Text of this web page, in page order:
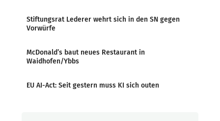
Stiftungsrat Lederer wehrt sich in den SN gegen
Vorwürfe
McDonald’s baut neues Restaurant in
Waidhofen/Ybbs
EU AI-Act: Seit gestern muss KI sich outen